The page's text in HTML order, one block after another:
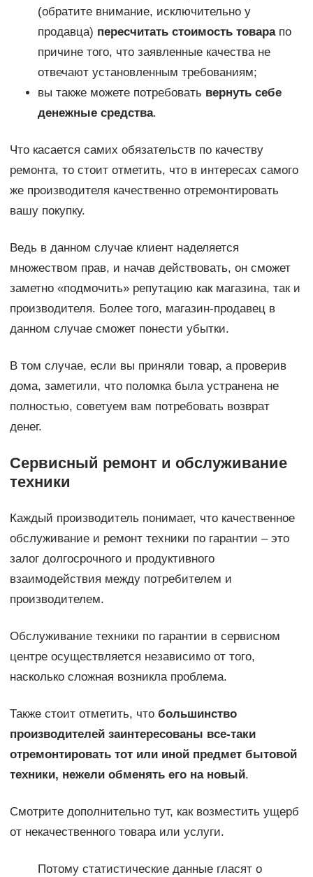
(обратите внимание, исключительно у
продавца) пересчитать стоимость товарапо
причине того, что заявленные качества не
отвечают установленным требованиям;
вы также можете потребовать вернуть себе
денежные средства.
Что касается самих обязательств по качеству
ремонта, то стоит отметить, что в интересах самого
же производителя качественно отремонтировать
вашу покупку.
Ведь в данном случае клиент наделяется
множеством прав, и начав действовать, он сможет
заметно «подмочить» репутацию как магазина, так и
производителя. Более того, магазин-продавец в
данном случае сможет понести убытки.
В том случае, если вы приняли товар, а проверив
дома, заметили, что поломка была устранена не
полностью, советуем вам потребовать возврат
денег.
Сервисный ремонт и обслуживание
техники
Каждый производитель понимает, что качественное
обслуживание и ремонт техники по гарантии – это
залог долгосрочного и продуктивного
взаимодействия между потребителем и
производителем.
Обслуживание техники по гарантии в сервисном
центре осуществляется независимо от того,
насколько сложная возникла проблема.
Также стоит отметить, что большинство
производителей заинтересованы все-таки
отремонтировать тот или иной предмет бытовой
техники, нежели обменять его на новый.
Смотрите дополнительно тут, как возместить ущерб
от некачественного товара или услуги.
Потому статистические данные гласят о